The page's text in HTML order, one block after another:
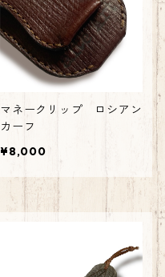
マネークリップ ロシアン
カーフ
¥8,000